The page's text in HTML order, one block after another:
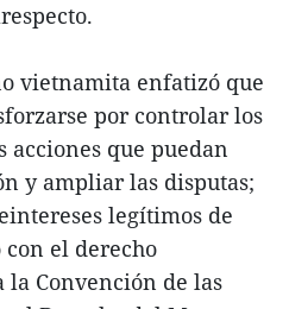
vietnamita enfatizó que
por controlar los
acciones que puedan
y ampliar las disputas;
legítimos de
con el derecho
Convención de las